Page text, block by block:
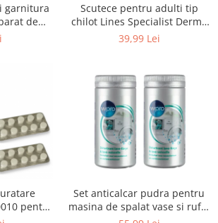
accesorii
spalat
spalat
cu microunde
de incalzire
Bucatarie
garnitura
de
Scutece pentru adulti tip
chilot Lines Specialist Derma
Protection Extra, 7 picaturi,
39,99 Lei
pentru
(2x10
Set anticalcar pudra pentru
masina de spalat vase si rufe,
WPRO 484000008416, 2 x 250g